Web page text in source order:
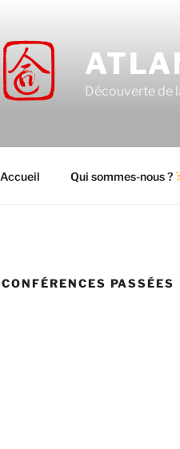
Découverte de
Accueil Qui sommes-nous ?
CONFÉRENCES PASSÉES